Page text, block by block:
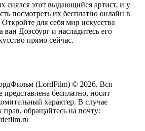
снялся этот выдающийся артист, и у
посмотреть их бесплатно онлайн в
для себя мир искусства
ван Доэсбург и насладитесь его
прямо сейчас.
(LordFilm) © 2026. Вся
бесплатно, носит
характер. В случае
обращайтесь на почту: